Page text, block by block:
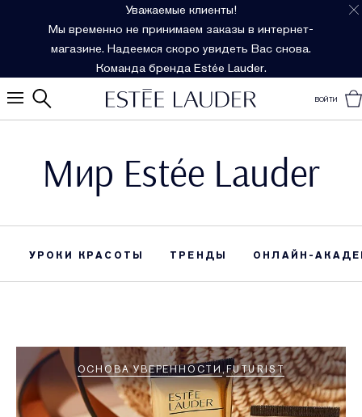
Уважаемые клиенты!
Мы временно не принимаем заказы в интернет-
магазине. Надеемся скоро увидеть Вас снова.
Команда бренда Estée Lauder.
ВОЙТИ
Мир Estée Lauder
УРОКИ КРАСОТЫ ТРЕНДЫ ОНЛАЙН-
ОСНОВА УВЕРЕННОСТИ FUTURIST